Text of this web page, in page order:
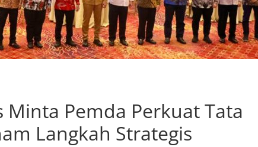
Pemda Perkuat Tata
Langkah Strategis